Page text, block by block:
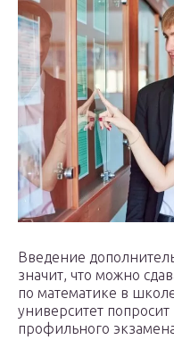
Введение
значит, что можно
по математике в
университет
профильного